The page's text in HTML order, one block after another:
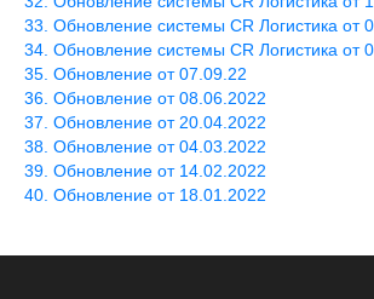
Обновление системы CR Логистика от
Обновление системы CR Логистика от
Обновление от 07.09.22
Обновление от 08.06.2022
Обновление от 20.04.2022
Обновление от 04.03.2022
Обновление от 14.02.2022
Обновление от 18.01.2022